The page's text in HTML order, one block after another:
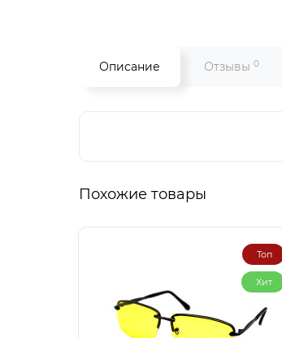
Описание Отзывы 0
Похожие товары
Топ
Хит